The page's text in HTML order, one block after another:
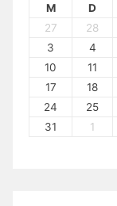
M D
27
28
3
4
10
11
17
18
24
25
31
1